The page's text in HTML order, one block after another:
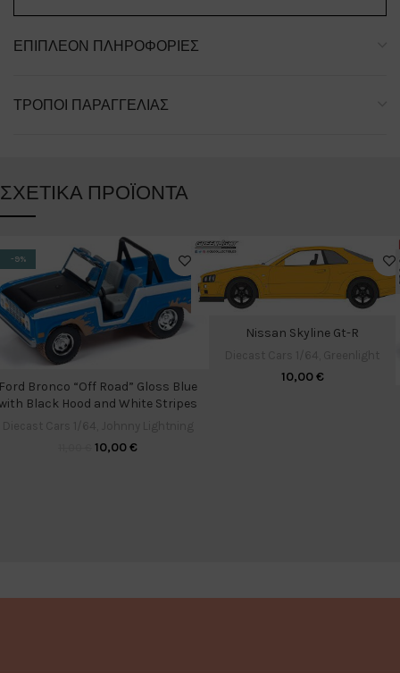
ΕΠΙΠΛΈΟΝ ΠΛΗΡΟΦΟΡΊΕΣ
ΤΡΌΠΟΙ ΠΑΡΑΓΓΕΛΊΑΣ
ΣΧΕΤΙΚΆ ΠΡΟΪΌΝΤΑ
-9%
Bronco “Off Road” Gloss Blue
Black Hood and White Stripes
10,00€
Nissan Skyline Gt-R
10,00€